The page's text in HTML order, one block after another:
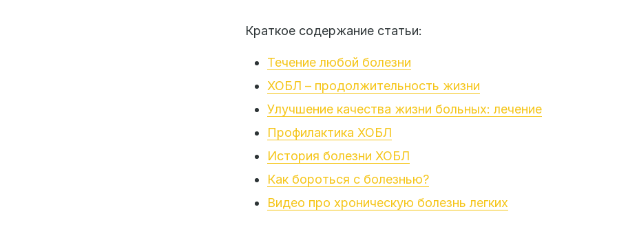
Краткое содержание статьи:
Течение любой болезни
ХОБЛ – продолжительность жизни
Улучшение качества жизни больных: лечение
Профилактика ХОБЛ
История болезни ХОБЛ
Как бороться с болезнью?
Видео про хроническую болезнь легких